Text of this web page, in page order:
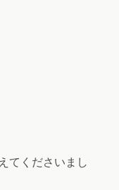
てくださいまし